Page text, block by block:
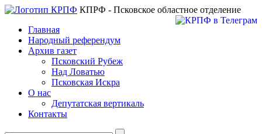
КПРФ - Псковское областное отделение
Главная
Народный референдум
Архив газет
Псковский Рубеж
Над Ловатью
Псковская Искра
О нас
Депутатская вертикаль
Контакты